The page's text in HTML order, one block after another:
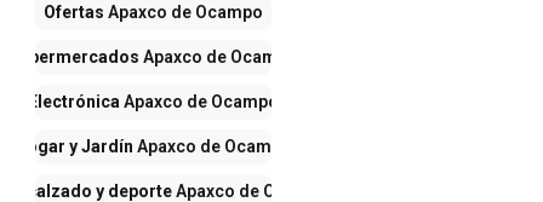
Ofertas Apaxco de Ocampo
Supermercados Apaxco de Ocampo
Electrónica Apaxco de Ocampo
Hogar y Jardín Apaxco de Ocampo
calzado y deporteApaxco de Ocampo